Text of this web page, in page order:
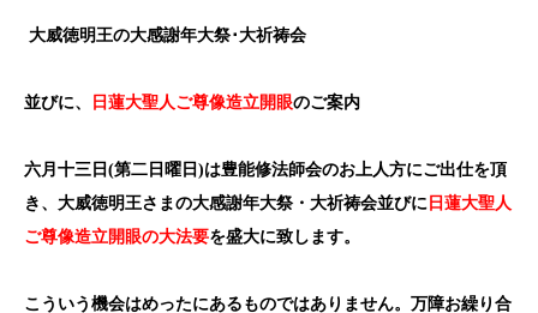
大威徳明王の大感謝年大祭･大祈祷会
並びに、 日蓮大聖人ご尊像造立開眼のご案内
六月十三日(第二日曜日)は豊能修法師会のお上人方にご出仕を頂
き、大威徳明王さまの大感謝年大祭・大祈祷会並びに 日蓮大聖人
ご尊像造立開眼の大法要を盛大に致します。
こういう機会はめったにあるものではありません。万障お繰り合